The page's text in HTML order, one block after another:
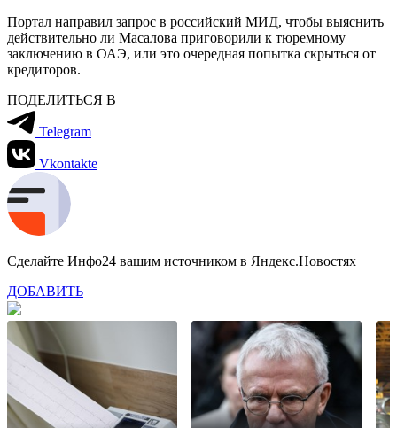
Портал направил запрос в российский МИД, чтобы выяснить
действительно ли Масалова приговорили к тюремному
заключению в ОАЭ, или это очередная попытка скрыться от
кредиторов.
ПОДЕЛИТЬСЯ В
Telegram
Vkontakte
Сделайте Инфо24 вашим источником в Яндекс.Новостях
ДОБАВИТЬ